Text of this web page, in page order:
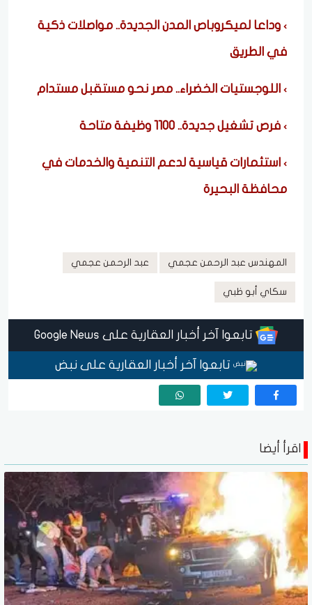
وداعا لميكروباص المدن الجديدة.. مواصلات ذكية
في الطريق
اللوجستيات الخضراء.. مصر نحو مستقبل مستدام
فرص تشغيل جديدة.. 1100 وظيفة متاحة
استثمارات قياسية لدعم التنمية والخدمات في
محافظة البحيرة
المهندس عبد الرحمن عجمي عبد الرحمن عجمي
سكاي أبو ظبي
تابعوا آخر أخبار العقارية على Google News
تابعوا آخر أخبار العقارية على نبض
اقرأ أيضا